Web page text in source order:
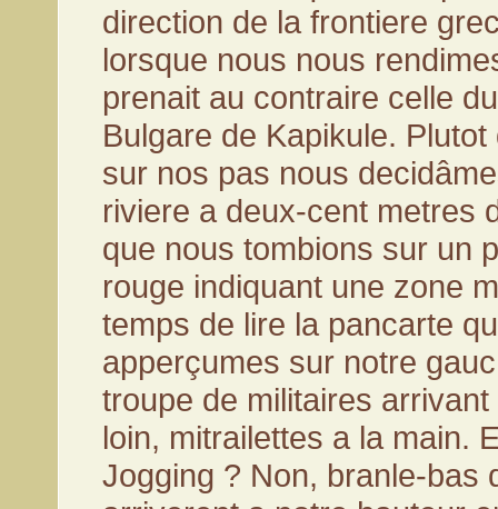
direction de la frontiere
lorsque nous nous
prenait au contraire celle
Bulgare de Kapikule.
sur nos pas nous
riviere a deux-cent metres
que nous tombions sur un
rouge indiquant une zone
temps de lire la pancarte
apperçumes sur notre
troupe de militaires
loin, mitrailettes a la main.
Jogging ? Non, branle-bas